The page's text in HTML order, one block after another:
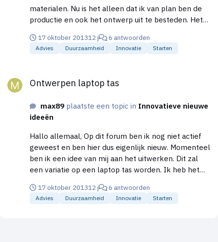
materialen. Nu is het alleen dat ik van plan ben de
productie en ook het ontwerp uit te besteden. Het
meeste die kennen maar een uniek ontwerp waarbij
niet heel veel leer komt kijken. Dit maakt het naar
17 oktober 201312 j 6 antwoorden
Advies Duurzaamheid Innovatie Starten
Ontwerpen laptop tas
max89 plaatste een topic in Innovatieve nieuwe
ideeën
Hallo allemaal, Op dit forum ben ik nog niet actief
geweest en ben hier dus eigenlijk nieuw. Momenteel
ben ik een idee van mij aan het uitwerken. Dit zal
een variatie op een laptop tas worden. Ik heb het
binnenkort op een professionelere manier laten
schetsen/tekenen, zodat er een duidelijk beeld van
17 oktober 201312 j 6 antwoorden
Advies Duurzaamheid Innovatie Starten